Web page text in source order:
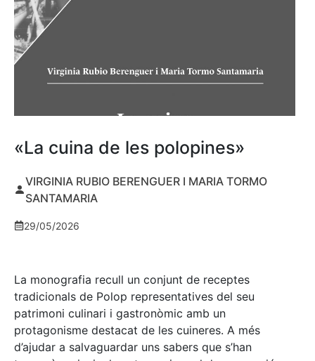
«La cuina de les polopines»
VIRGINIA RUBIO BERENGUER I MARIA TORMO
SANTAMARIA
29/05/2026
La monografia recull un conjunt de receptes
tradicionals de Polop representatives del seu
patrimoni culinari i gastronòmic amb un
protagonisme destacat de les cuineres. A més
d’ajudar a salvaguardar uns sabers que s’han